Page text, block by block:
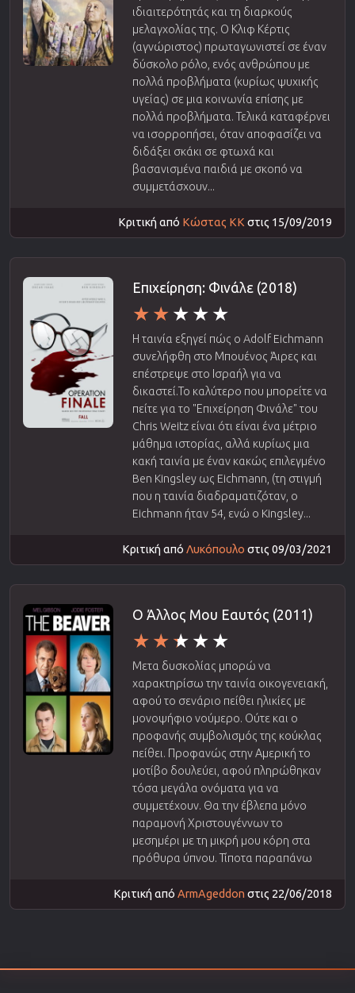
ιδιαιτερότητάς και τη διαρκούς
μελαγχολίας της. Ο Κλιφ Κέρτις
(αγνώριστος) πρωταγωνιστεί σε έναν
δύσκολο ρόλο, ενός ανθρώπου με
πολλά προβλήματα (κυρίως ψυχικής
υγείας) σε μια κοινωνία επίσης με
πολλά προβλήματα. Τελικά καταφέρνει
να ισορροπήσει, όταν αποφασίζει να
διδάξει σκάκι σε φτωχά και
βασανισμένα παιδιά με σκοπό να
συμμετάσχουν...
Κριτική από Κώστας ΚΚστις 15/09/2019
Επιχείρηση: Φινάλε (2018)
Η ταινία εξηγεί πώς ο Adolf Eichmann
συνελήφθη στο Μπουένος Άιρες και
επέστρεψε στο Ισραήλ για να
δικαστεί.Το καλύτερο που μπορείτε να
πείτε για το "Επιχείρηση Φινάλε" του
Chris Weitz είναι ότι είναι ένα μέτριο
μάθημα ιστορίας, αλλά κυρίως μια
κακή ταινία με έναν κακώς επιλεγμένο
Ben Kingsley ως Eichmann, (τη στιγμή
που η ταινία διαδραματιζόταν, ο
Eichmann ήταν 54, ενώ ο Kingsley...
Κριτική από Λυκόπουλο στις 09/03/2021
Ο Άλλος Μου Εαυτός (2011)
Μετα δυσκολίας μπορώ να
χαρακτηρίσω την ταινία οικογενειακή,
αφού το σενάριο πείθει ηλικίες με
μονοψήφιο νούμερο. Ούτε και ο
προφανής συμβολισμός της κούκλας
πείθει. Προφανώς στην Αμερική το
μοτίβο δουλεύει, αφού πληρώθηκαν
τόσα μεγάλα ονόματα για να
συμμετέχουν. Θα την έβλεπα μόνο
παραμονή Χριστουγέννων το
μεσημέρι με τη μικρή μου κόρη στα
πρόθυρα ύπνου. Τίποτα παραπάνω
Κριτική από ArmAgeddon στις 22/06/2018